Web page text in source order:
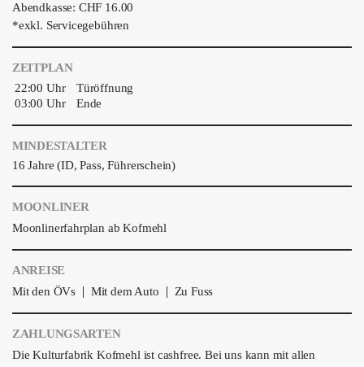
Abendkasse: CHF 16.00
*exkl. Servicegebühren
ZEITPLAN
22:00 Uhr
Türöffnung
03:00 Uhr
Ende
MINDESTALTER
16 Jahre (ID, Pass, Führerschein)
MOONLINER
Moonlinerfahrplan ab Kofmehl
ANREISE
Mit den ÖVs | Mit dem Auto | Zu Fuss
ZAHLUNGSARTEN
Die Kulturfabrik Kofmehl ist cashfree. Bei uns kann mit allen